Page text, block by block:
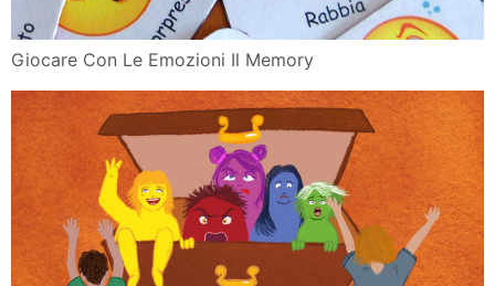
Open Comment
POPULAR POSTS
Pizza in padella
Ruota Emozioni Plutchik